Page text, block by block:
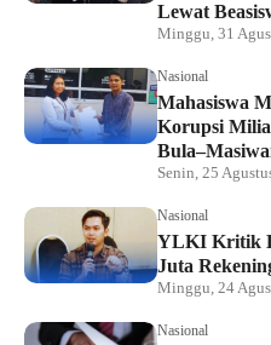
Lewat
Minggu, 31
Nasional
Mahasiswa
Korupsi
Senin, 25
Nasional
YLKI Kritik
Juta
Minggu, 24
Nasional